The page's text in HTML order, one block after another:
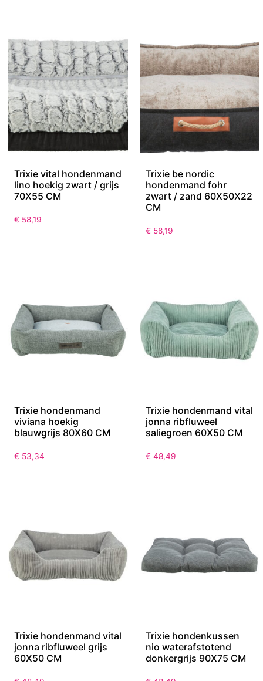
Trixie vital hondenmand
lino hoekig zwart / grijs
70X55 CM
€ 58,19
Trixie be nordic
hondenmand fohr
zwart / zand 60X50X22
CM
€ 58,19
Trixie hondenmand
viviana hoekig
blauwgrijs 80X60 CM
€ 53,34
Trixie hondenmand vital
jonna ribfluweel
saliegroen 60X50 CM
€ 48,49
Trixie hondenmand vital
jonna ribfluweel grijs
60X50 CM
Trixie hondenkussen
nio waterafstotend
donkergrijs 90X75 CM